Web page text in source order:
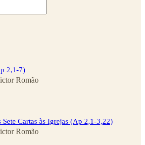
2,1-7)
Romão
Sete Cartas às Igrejas (Ap 2,1-3,22)
Romão